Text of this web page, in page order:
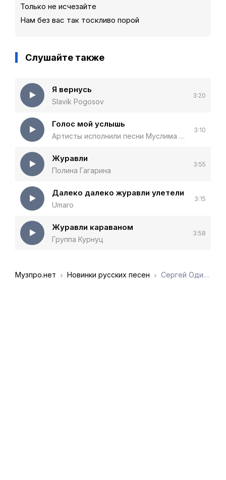
Только не исчезайте
Нам без вас так тоскливо порой
Слушайте также
Я вернусь
Slavik Pogosov
3:20
Голос мой услышь
Артисты исполнили песни Муслима Магомаева альбом
3:10
Журавли
Полина Гагарина
3:55
Далеко далеко журавли улетели
Umaro
3:15
Журавли караваном
Группа Курнуц
3:58
Музпро.нет Новинки русских песен Сергей Одинцов - Журавли